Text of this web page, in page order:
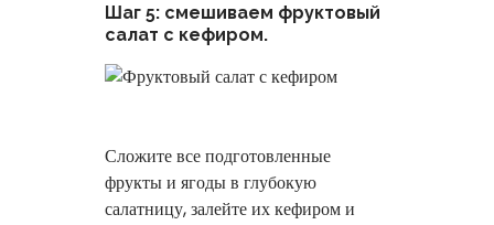
Шаг 5: смешиваем фруктовый
салат с кефиром.
Сложите все подготовленные
фрукты и ягоды в глубокую
салатницу, залейте их кефиром и